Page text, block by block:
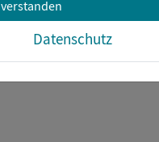
Datenschutz